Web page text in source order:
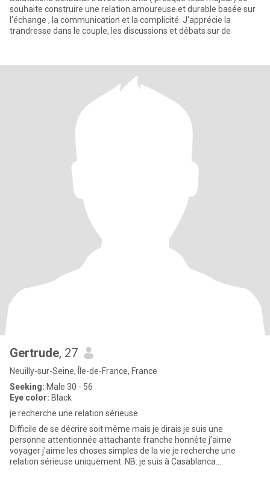
souhaite construire une relation amoureuse et durable basée sur
l'échange , la communication et la complicité. J'apprécie la
trandresse dans le couple, les discussions et débats sur de
Gertrude, 27
Neuilly-sur-Seine, Île-de-France, France
Seeking: Male 30 - 56
Eye color: Black
je recherche une relation sérieuse
Difficile de se décrire soit même mais je dirais je suis une
personne attentionnée attachante franche honnête j’aime
voyager j’aime les choses simples de la vie je recherche une
relation sérieuse uniquement. NB: je suis à Casablanca